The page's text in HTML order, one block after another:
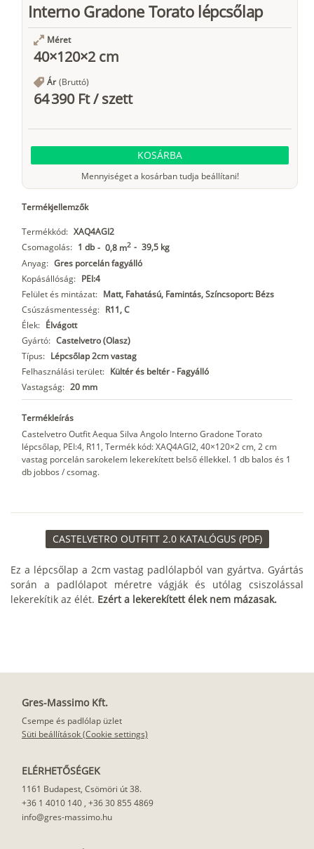
Interno Gradone Torato lépcsőlap
Méret
40×120×2 cm
Ár (Bruttó)
64 390 Ft/szett
KOSÁRBA
Mennyiséget a kosárban tudja beállítani!
Termékjellemzők
Termékkód: XAQ4AGI2
Csomagolás: 1 db - 0,8 m2 - 39,5 kg
Anyag: Gres porcelán fagyálló
Kopásállóság: PEI:4
Felület és mintázat: Matt, Fahatású, Famintás, Színcsoport: Bézs
Csúszásmentesség: R11, C
Élek: Élvágott
Gyártó: Castelvetro (Olasz)
Típus: Lépcsőlap 2cm vastag
Felhasználási terület: Kültér és beltér - Fagyálló
Vastagság: 20 mm
Termékleírás
Castelvetro Outfit Aequa Silva Angolo Interno Gradone Torato
lépcsőlap, PEI:4, R11, Termék kód: XAQ4AGI2, 40×120×2 cm, 2 cm
vastag porcelán sarokelem lekerekített belső éllekkel. 1 db balos és 1
db jobbos / csomag.
CASTELVETRO OUTFITT 2.0 KATALÓGUS (PDF)
Ez a lépcsőlap a 2cm vastag padlólapból van gyártva. Gyártás
során a padlólapot méretre vágják és utólag csiszolással
lekerekítik az élét. Ezért a lekerekített élek nem mázasak.
Gres-Massimo Kft.
Csempe és padlólap üzlet
Süti beállítások (Cookie settings)
ELÉRHETŐSÉGEK
1161 Budapest, Csömöri út 38.
+36 1 4010 140 , +36 30 855 4869
info@gres-massimo.hu